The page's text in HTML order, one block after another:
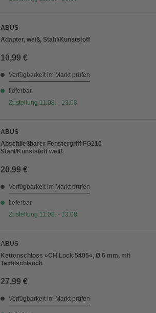
ABUS
Adapter, weiß, Stahl/Kunststoff
10,99 €
Verfügbarkeit im Markt prüfen
lieferbar
Zustellung 11.08. - 13.08.
ABUS
Abschließbarer Fenstergriff FG210
Stahl/Kunststoff weiß
20,99 €
Verfügbarkeit im Markt prüfen
lieferbar
Zustellung 11.08. - 13.08.
ABUS
Kettenschloss »CH Lock 5405«, Ø 6 mm, mit
Textilschlauch
27,99 €
Verfügbarkeit im Markt prüfen